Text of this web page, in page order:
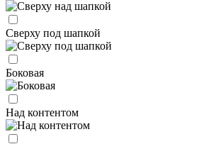
Сверху под шапкой
Боковая
Над контентом